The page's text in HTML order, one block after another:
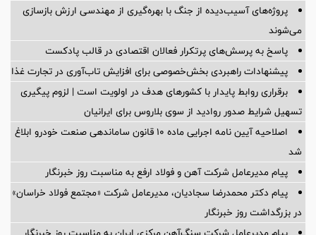
پروژه‌های آسیب‌دیده از جنگ با بهره‌گیری از مهندسی ارزش بازسازی
می‌شوند
پاسخ به پرسش‌های پرتکرار فعالان اقتصادی در قالب پادکست
پیشنهادات راهبردی بخش‌خصوصی برای افزایش تاب‌آوری در تجارت غذا
برقراری روابط پایدار با کشورهای هدف در اولویت است | لزوم پیگیری
تسهیل شرایط صدور روادید از سوی بلاروس برای ایرانیان
اصلاحیه آیین نامه اجرایی ماده ۱۰ قانون ساماندهی صنعت خودرو ابلاغ
شد
پیام مدیرعامل شرکت آهن و فولاد ارفع به مناسبت روز خبرنگار
پیام دکتر محمدرضا سجادیان، مدیرعامل شرکت «مجتمع فولاد خراسان»
در بزرگداشت روز خبرنگار